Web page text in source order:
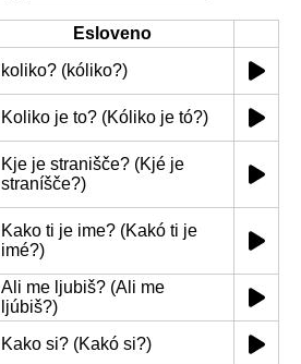
Esloveno
koliko? (kóliko?)
Koliko je to? (Kóliko je tó?)
Kje je stranišče? (Kjé je
straníšče?)
Kako ti je ime? (Kakó ti je
imé?)
Ali me ljubiš? (Ali me
ljúbiš?)
Kako si? (Kakó si?)